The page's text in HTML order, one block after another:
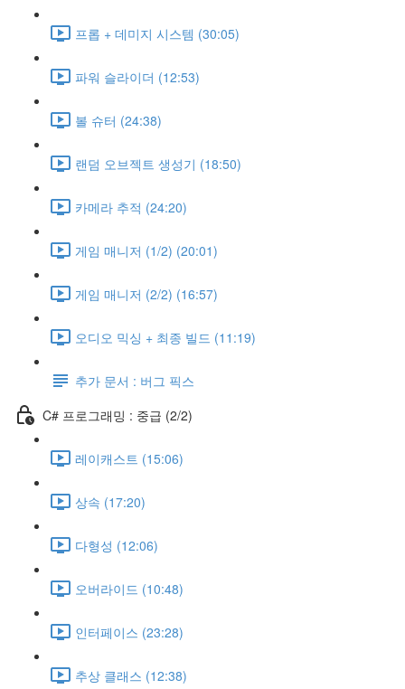
프롭 + 데미지 시스템 (30:05)
파워 슬라이더 (12:53)
볼 슈터 (24:38)
랜덤 오브젝트 생성기 (18:50)
카메라 추적 (24:20)
게임 매니저 (1/2) (20:01)
게임 매니저 (2/2) (16:57)
오디오 믹싱 + 최종 빌드 (11:19)
추가 문서 : 버그 픽스
C# 프로그래밍 : 중급 (2/2)
레이캐스트 (15:06)
상속 (17:20)
다형성 (12:06)
오버라이드 (10:48)
인터페이스 (23:28)
추상 클래스 (12:38)